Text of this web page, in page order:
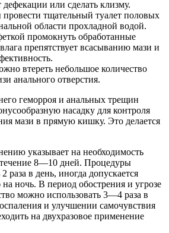
или сделать клизму.
тщательный туалет половых
области прохладной водой.
промокнуть обработанные
препятствует всасыванию мази и
втереть небольшое количество
анального отверстия.
геморроя и анальных трещин
насадку для контроля
мази в прямую кишку. Это делается
указывает на необходимость
8—10 дней. Процедуры
раза в день, иногда допускается
на ночь. В период обострения и угрозе
можно использовать 3—4 раза в
и улучшении самочувствия
на двухразовое применение